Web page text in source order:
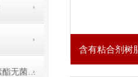
A080H047A混合纤维素酯无菌过滤膜